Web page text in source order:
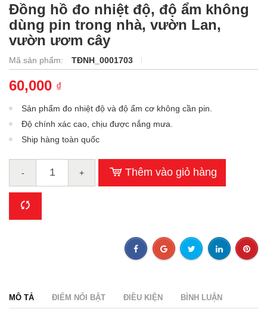
Đồng hồ đo nhiệt độ, độ ẩm không
dùng pin trong nhà, vườn Lan,
vườn ươm cây
Mã sản phẩm: TĐNH_0001703
60,000 ₫
Sản phẩm đo nhiệt độ và độ ẩm cơ không cần pin.
Độ chính xác cao, chịu được nắng mưa.
Ship hàng toàn quốc
- + Thêm vào giỏ hàng
MÔ TẢ ĐIỂM NỔI BẬT ĐIỀU KIỆN BÌNH LUẬN